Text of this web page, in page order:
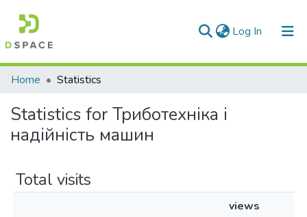
Log In (current)
Communities & Collections
All of DSpace
Home Statistics
Statistics for Триботехніка і
надійність машин
Total visits
views